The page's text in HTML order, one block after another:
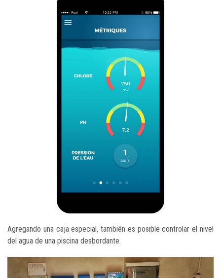
Agregando una caja especial, también es posible controlar el nivel
del agua de una piscina desbordante.